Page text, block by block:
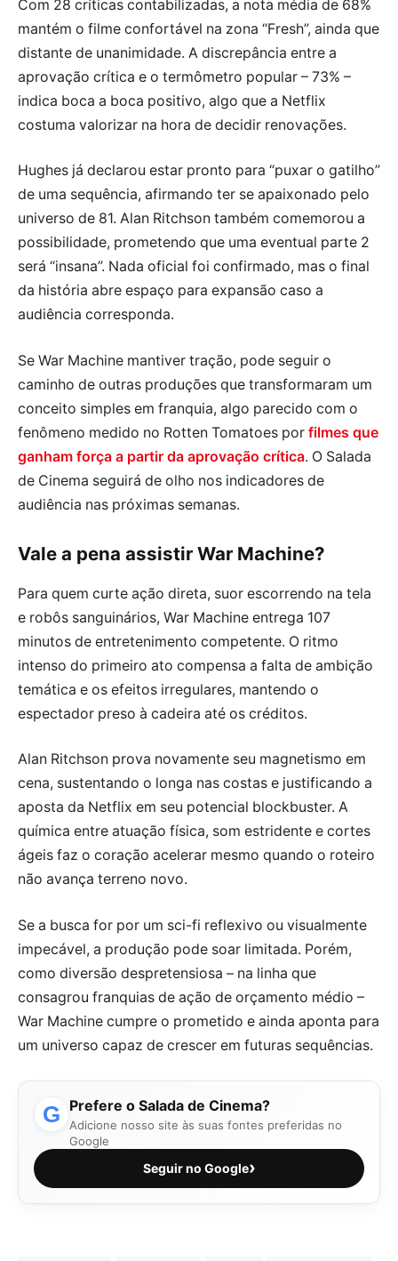
Com 28 críticas contabilizadas, a nota média de 68%
mantém o filme confortável na zona “Fresh”, ainda que
distante de unanimidade. A discrepância entre a
aprovação crítica e o termômetro popular – 73% –
indica boca a boca positivo, algo que a Netflix
costuma valorizar na hora de decidir renovações.
Hughes já declarou estar pronto para “puxar o gatilho”
de uma sequência, afirmando ter se apaixonado pelo
universo de 81. Alan Ritchson também comemorou a
possibilidade, prometendo que uma eventual parte 2
será “insana”. Nada oficial foi confirmado, mas o final
da história abre espaço para expansão caso a
audiência corresponda.
Se War Machine mantiver tração, pode seguir o
caminho de outras produções que transformaram um
conceito simples em franquia, algo parecido com o
fenômeno medido no Rotten Tomatoes por filmes que
ganham força a partir da aprovação crítica. O Salada
de Cinema seguirá de olho nos indicadores de
audiência nas próximas semanas.
Vale a pena assistir War Machine?
Para quem curte ação direta, suor escorrendo na tela
e robôs sanguinários, War Machine entrega 107
minutos de entretenimento competente. O ritmo
intenso do primeiro ato compensa a falta de ambição
temática e os efeitos irregulares, mantendo o
espectador preso à cadeira até os créditos.
Alan Ritchson prova novamente seu magnetismo em
cena, sustentando o longa nas costas e justificando a
aposta da Netflix em seu potencial blockbuster. A
química entre atuação física, som estridente e cortes
ágeis faz o coração acelerar mesmo quando o roteiro
não avança terreno novo.
Se a busca for por um sci-fi reflexivo ou visualmente
impecável, a produção pode soar limitada. Porém,
como diversão despretensiosa – na linha que
consagrou franquias de ação de orçamento médio –
War Machine cumpre o prometido e ainda aponta para
um universo capaz de crescer em futuras sequências.
G Prefere o Salada de Cinema?
Adicione nosso site às suas fontes preferidas no
Google
Seguir no Google›